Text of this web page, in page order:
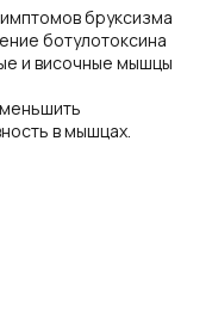
бруксизма
ботулотоксина
и височные мышцы
в мышцах.